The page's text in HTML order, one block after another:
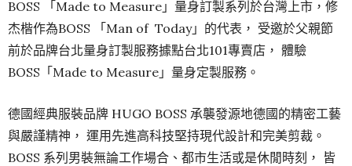
BOSS 「Made to Measure」量身訂製系列於台灣上市，修
杰楷作為BOSS 「Man of Today」的代表， 受邀於父親節
前於品牌台北量身訂製服務據點台北101專賣店， 體驗
BOSS「Made to Measure」量身定製服務。
德國經典服裝品牌 HUGO BOSS 承襲發源地德國的精密工藝
與嚴謹精神， 運用先進高科技堅持現代設計和完美剪裁。
BOSS 系列男裝無論工作場合、都市生活或是休閒時刻， 皆